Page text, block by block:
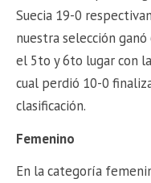
Suecia 19-0
nuestra selección
el 5to y 6to lugar con
cual perdió 10-0
clasificación.
Femenino
En la categoría